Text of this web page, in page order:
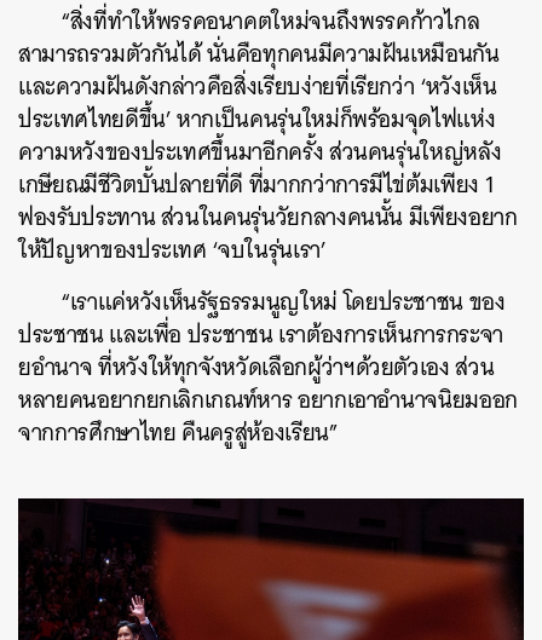
“สิ่งที่ทำให้พรรคอนาคตใหม่จนถึงพรรคก้าวไกล
สามารถรวมตัวกันได้ นั่นคือทุกคนมีความฝันเหมือนกัน
และความฝันดังกล่าวคือสิ่งเรียบง่ายที่เรียกว่า ‘หวังเห็น
ประเทศไทยดีขึ้น’ หากเป็นคนรุ่นใหม่ก็พร้อมจุดไฟแห่ง
ความหวังของประเทศขึ้นมาอีกครั้ง ส่วนคนรุ่นใหญ่หลัง
เกษียณมีชีวิตบั้นปลายที่ดี ที่มากกว่าการมีไข่ต้มเพียง 1
ฟองรับประทาน ส่วนในคนรุ่นวัยกลางคนนั้น มีเพียงอยาก
ให้ปัญหาของประเทศ ‘จบในรุ่นเรา’
“เราแค่หวังเห็นรัฐธรรมนูญใหม่ โดยประชาชน ของ
ประชาชน และเพื่อ ประชาชน เราต้องการเห็นการกระจา
ยอำนาจ ที่หวังให้ทุกจังหวัดเลือกผู้ว่าฯด้วยตัวเอง ส่วน
หลายคนอยากยกเลิกเกณท์หาร อยากเอาอำนาจนิยมออก
จากการศึกษาไทย คืนครูสู่ห้องเรียน”